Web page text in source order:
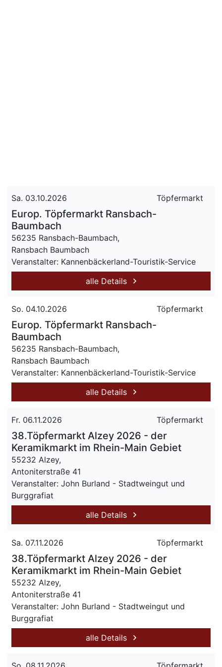
Sa. 03.10.2026 Töpfermarkt
Europ. Töpfermarkt Ransbach-
Baumbach
56235 Ransbach-Baumbach,
Ransbach Baumbach
Veranstalter: Kannenbäckerland-Touristik-Service
alle Details
So. 04.10.2026 Töpfermarkt
Europ. Töpfermarkt Ransbach-
Baumbach
56235 Ransbach-Baumbach,
Ransbach Baumbach
Veranstalter: Kannenbäckerland-Touristik-Service
alle Details
Fr. 06.11.2026 Töpfermarkt
38.Töpfermarkt Alzey 2026 - der
Keramikmarkt im Rhein-Main Gebiet
55232 Alzey,
Antoniterstraße 41
Veranstalter: John Burland - Stadtweingut und
Burggrafiat
alle Details
Sa. 07.11.2026 Töpfermarkt
38.Töpfermarkt Alzey 2026 - der
Keramikmarkt im Rhein-Main Gebiet
55232 Alzey,
Antoniterstraße 41
Veranstalter: John Burland - Stadtweingut und
Burggrafiat
alle Details